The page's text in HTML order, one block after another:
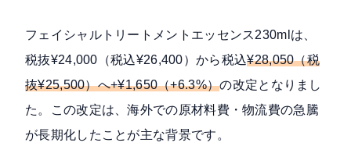
フェイシャルトリートメントエッセンス230mlは、
税抜¥24,000（税込¥26,400）から税込¥28,050（税
抜¥25,500）へ+¥1,650（+6.3%）の改定となりまし
た。この改定は、海外での原材料費・物流費の急騰
が長期化したことが主な背景です。